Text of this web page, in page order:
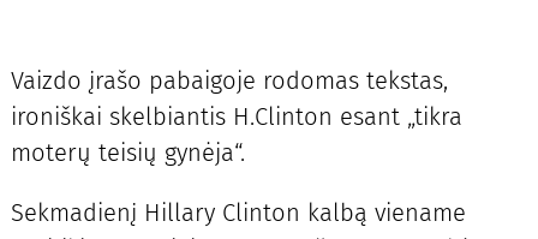
Vaizdo įrašo pabaigoje rodomas tekstas,
ironiškai skelbiantis H.Clinton esant „tikra
moterų teisių gynėja“.
Sekmadienį Hillary Clinton kalbą viename